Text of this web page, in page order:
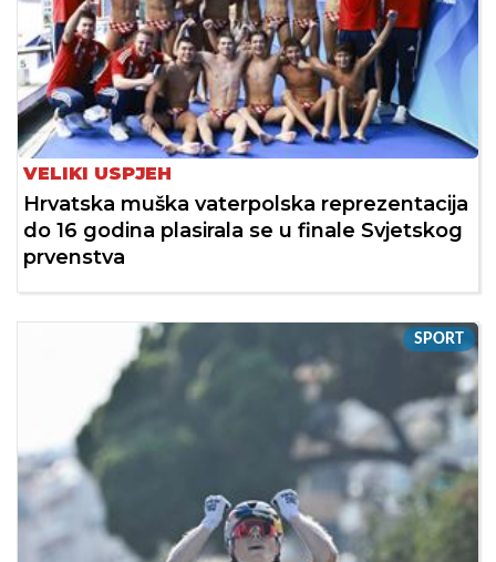
VELIKI USPJEH
Hrvatska muška vaterpolska reprezentacija
do 16 godina plasirala se u finale Svjetskog
prvenstva
SPORT